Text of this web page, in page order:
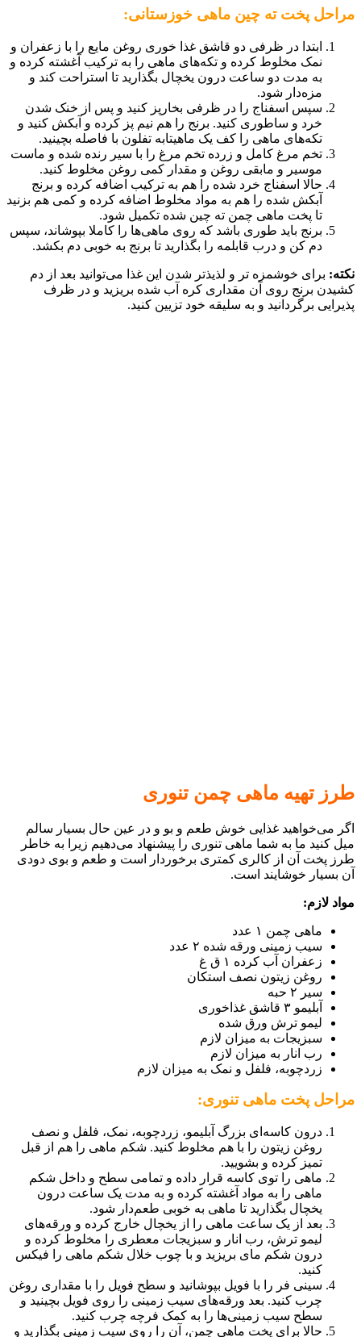
مراحل پخت ته چین ماهی خوزستانی:
ابتدا در ظرفی دو قاشق غذا خوری روغن مایع را با زعفران و
نمک مخلوط کرده و تکه‌های ماهی را به ترکیب آغشته کرده و
به مدت دو ساعت درون یخچال بگذارید تا استراحت کند و
مزه‌دار شود.
سپس اسفناج را در ظرفی بخارپز کنید و پس از خنک شدن
خرد و ساطوری کنید. برنج را هم نیم پز کرده و آبکش کنید و
تکه‌های ماهی را کف یک ماهیتابه تفلون با فاصله بچینید.
تخم مرغ کامل و زرده تخم مرغ را با سیر رنده شده و ماست
موسیر و مابقی روغن و مقدار کمی روغن مخلوط کنید.
حالا اسفناج خرد شده را هم به ترکیب اضافه کرده و برنج
آبکش شده را هم به مواد مخلوط اضافه کرده و کمی هم بزنید
تا پخت ماهی چمن ته چین شده تکمیل شود.
برنج باید طوری باشد که روی ماهی‌ها را کاملا بپوشاند، سپس
دم کن و درب قابلمه را بگذارید تا برنج به خوبی دم بکشد.
نکته: برای خوشمزه تر و لذیذتر شدن این غذا می‌توانید بعد از دم
کشیدن برنج روی آن مقداری کره آب شده بریزید و در ظرف
پذیرایی برگردانید و به سلیقه خود تزیین کنید.
طرز تهیه ماهی چمن تنوری
اگر می‌خواهید غذایی خوش طعم و بو و در عین حال بسیار سالم
میل کنید ما به شما ماهی تنوری را پیشنهاد می‌دهیم زیرا به خاطر
طرز پخت آن از کالری کمتری برخوردار است و طعم و بوی دودی
آن بسیار خوشایند است.
مواد لازم:
ماهی چمن ۱ عدد
سیب زمینی ورقه شده ۲ عدد
زعفران آب کرده ۱ ق غ
روغن زیتون نصف استکان
سیر ۲ حبه
آبلیمو ۳ قاشق غذاخوری
لیمو ترش ورق شده
سبزیجات به میزان لازم
رب انار به میزان لازم
زردچوبه، فلفل و نمک به میزان لازم
مراحل پخت ماهی تنوری:
درون کاسه‌ای بزرگ آبلیمو، زردچوبه، نمک، فلفل و نصف
روغن زیتون را با هم مخلوط کنید. شکم ماهی را هم از قبل
تمیز کرده و بشویید.
ماهی را توی کاسه قرار داده و تمامی سطح و داخل شکم
ماهی را به مواد آغشته کرده و به مدت یک ساعت درون
یخچال بگذارید تا ماهی به خوبی طعم‌دار شود.
بعد از یک ساعت ماهی را از یخچال خارج کرده و ورقه‌های
لیمو ترش، رب انار و سبزیجات معطری را مخلوط کرده و
درون شکم مای بریزید و با چوب خلال شکم ماهی را فیکس
کنید.
سینی فر را با فویل بپوشانید و سطح فویل را با مقداری روغن
چرب کنید. بعد ورقه‌های سیب زمینی را روی فویل بچینید و
سطح سیب زمینی‌ها را به کمک فرچه چرب کنید.
حالا برای پخت ماهی چمن، آن را روی سیب زمینی بگذارید و